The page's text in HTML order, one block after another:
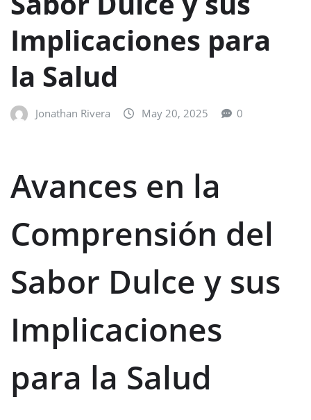
Implicaciones para
la Salud
Jonathan Rivera May 20, 2025 0
Avances en la
Comprensión del
Sabor Dulce y sus
Implicaciones
para la Salud